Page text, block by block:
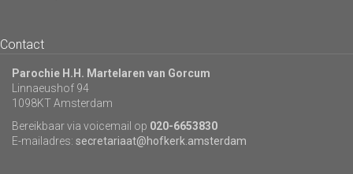
Contact
Parochie H.H. Martelaren van Gorcum
Linnaeushof 94
1098KT Amsterdam
Bereikbaar via voicemail op 020-6653830
E-mailadres: secretariaat@hofkerk.amsterdam